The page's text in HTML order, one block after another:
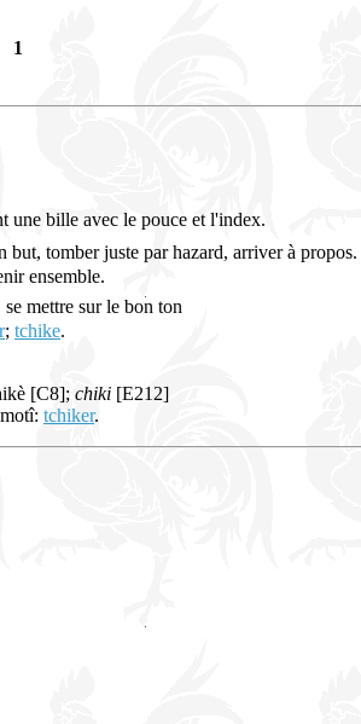
1
une bille avec le pouce et l'index.
but, tomber juste par hazard, arriver à propos.
ensemble.
mettre sur le bon ton
; tchike.
[C8]; chiki [E212]
tchiker.